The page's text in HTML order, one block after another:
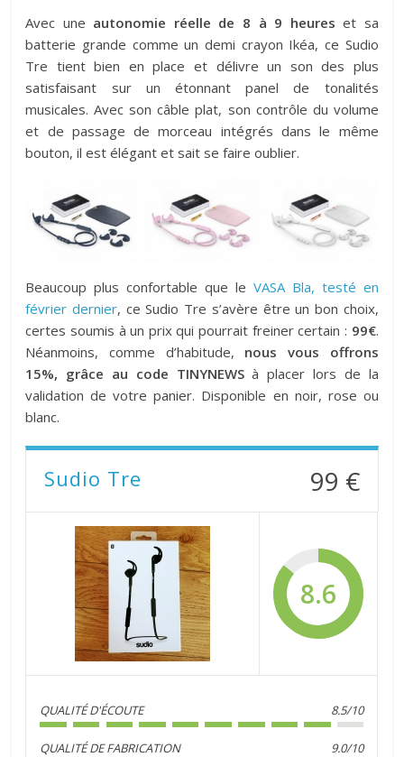
Avec une autonomie réelle de 8 à 9 heures et sa
batterie grande comme un demi crayon Ikéa, ce Sudio
Tre tient bien en place et délivre un son des plus
satisfaisant sur un étonnant panel de tonalités
musicales. Avec son câble plat, son contrôle du volume
et de passage de morceau intégrés dans le même
bouton, il est élégant et sait se faire oublier.
Beaucoup plus confortable que le VASA Bla, testé en
février dernier, ce Sudio Tre s’avère être un bon choix,
certes soumis à un prix qui pourrait freiner certain : 99€.
Néanmoins, comme d’habitude, nous vous offrons
15%, grâce au code TINYNEWSà placer lors de la
validation de votre panier. Disponible en noir, rose ou
blanc.
Sudio Tre 99 €
8.6
QUALITÉ D'ÉCOUTE 8.5/10
QUALITÉ DE FABRICATION 9.0/10